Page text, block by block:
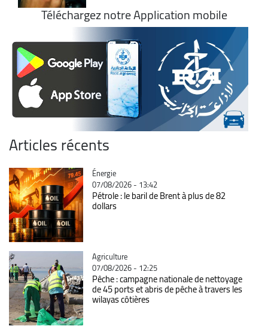
Téléchargez notre Application mobile
Articles récents
Catégorie
Énergie
07/08/2026 - 13:42
Pétrole : le baril de Brent à plus de 82
dollars
Catégorie
Agriculture
07/08/2026 - 12:25
Pêche : campagne nationale de nettoyage
de 45 ports et abris de pêche à travers les
wilayas côtières